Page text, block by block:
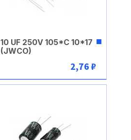
В корзину
10 UF 250V 105*C 10*17
(JWCO)
2,76 ₽